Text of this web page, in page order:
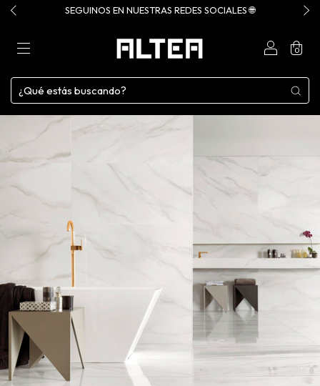
SEGUINOS EN NUESTRAS REDES SOCIALES 🌐
0